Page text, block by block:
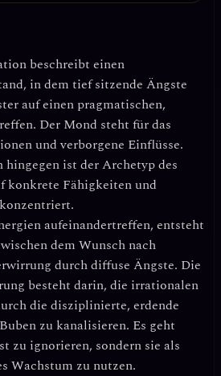
beschreibt einen
in dem tief sitzende Ängste
auf einen pragmatischen,
Der Mond steht für das
und verborgene Einflüsse.
hingegen ist der Archetyp des
konkrete Fähigkeiten und
aufeinandertreffen, entsteht
dem Wunsch nach
durch diffuse Ängste. Die
besteht darin, die irrationalen
die disziplinierte, erdende
zu kanalisieren. Es geht
zu ignorieren, sondern sie als
Wachstum zu nutzen.